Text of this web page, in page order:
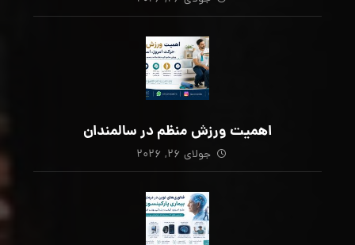
اهمیت ورزش منظم در سالمندان
جولای ۲۶, ۲۰۲۶